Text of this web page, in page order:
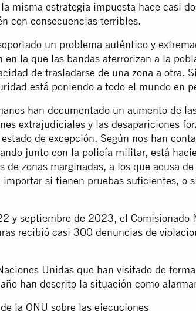
misma estrategia impuesta hace casi
con consecuencias terribles.
un problema auténtico y
la que las bandas aterrorizan a la
de trasladarse de una zona a otra.
está poniendo a todo el mundo en
han documentado un aumento de
extrajudiciales y las desapariciones
de excepción. Según nos han
junto con la policía militar, está
de zonas marginadas, a los que acusa de
si tienen pruebas suficientes, o
y septiembre de 2023, el Comisionado
recibió casi 300 denuncias de
Unidas que han visitado de forma
han descrito la situación como
la ONU sobre las ejecuciones